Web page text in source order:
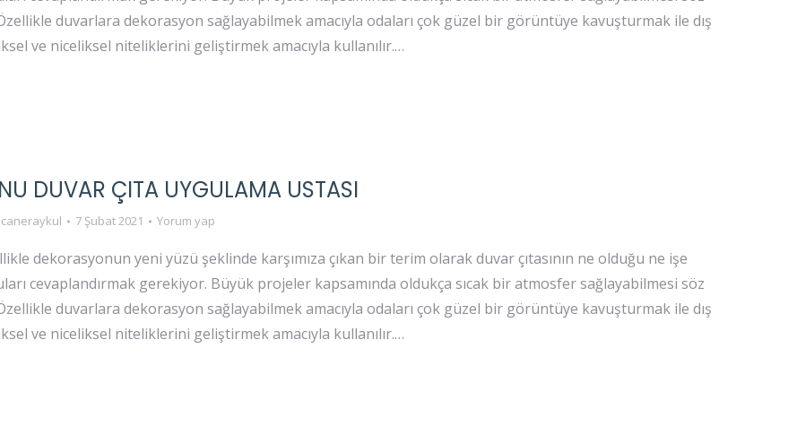
duvarlara dekorasyon sağlayabilmek amacıyla odaları çok güzel bir görüntüye kavuşturmak ile dış
ve niceliksel niteliklerini geliştirmek amacıyla kullanılır.…
DUVAR ÇITA UYGULAMA USTASI
caneraykul 7 Şubat 2021 Yorum yap
dekorasyonun yeni yüzü şeklinde karşımıza çıkan bir terim olarak duvar çıtasının ne olduğu ne işe
cevaplandırmak gerekiyor. Büyük projeler kapsamında oldukça sıcak bir atmosfer sağlayabilmesi söz
duvarlara dekorasyon sağlayabilmek amacıyla odaları çok güzel bir görüntüye kavuşturmak ile dış
ve niceliksel niteliklerini geliştirmek amacıyla kullanılır.…